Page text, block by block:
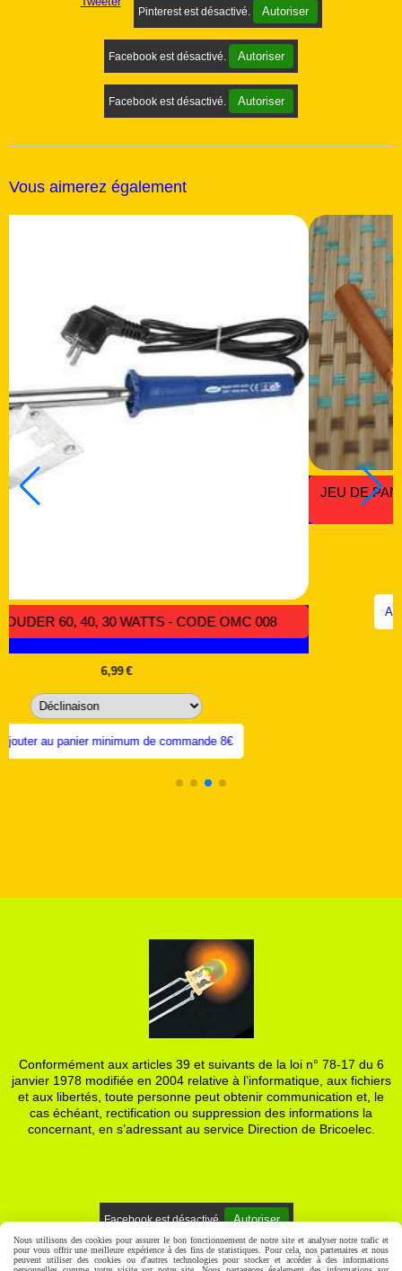
Pinterest est désactivé. Autoriser
Facebook est désactivé. Autoriser
Facebook est désactivé. Autoriser
Vous aimerez également
JEU DE PANES DE FER A SOUDER CUIVRE PUR - CODE
Ajouter au panier minimum de commande 8€
Conformément aux articles 39 et suivants de la loi n° 78-17 du 6
janvier 1978 modifiée en 2004 relative à l’informatique, aux fichiers
et aux libertés, toute personne peut obtenir communication et, le
cas échéant, rectification ou suppression des informations la
concernant, en s’adressant au service Direction de Bricoelec.
Facebook est désactivé. Autoriser
Mentions Légales Gestion cookies Mon Compte
Nous utilisons des cookies pour assurer le bon fonctionnement de notre site et analyser notre trafic et
pour vous offrir une meilleure expérience à des fins de statistiques. Pour cela, nos partenaires et nous
peuvent utiliser des cookies ou d'autres technologies pour stocker et accéder à des informations